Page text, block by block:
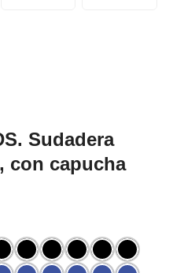
Sudadera
con capucha